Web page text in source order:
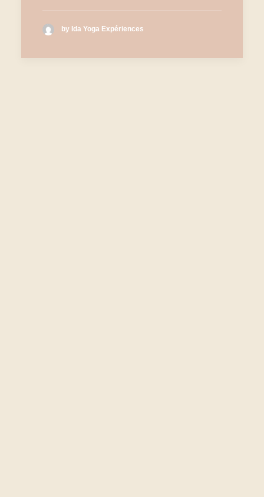
by Ida Yoga Expériences